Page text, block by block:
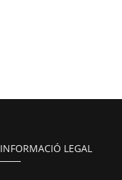
INFORMACIÓ LEGAL